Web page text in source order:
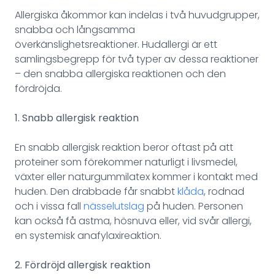
Allergiska åkommor kan indelas i två huvudgrupper,
snabba och långsamma
överkänslighetsreaktioner. Hudallergi är ett
samlingsbegrepp för två typer av dessa reaktioner
– den snabba allergiska reaktionen och den
fördröjda.
1. Snabb allergisk reaktion
En snabb allergisk reaktion beror oftast på att
proteiner som förekommer naturligt i livsmedel,
växter eller naturgummilatex kommer i kontakt med
huden. Den drabbade får snabbtklåda, rodnad
och i vissa fall nässelutslag på huden. Personen
kan också få astma, hösnuva eller, vid svår allergi,
en systemisk anafylaxireaktion.
2. Fördröjd allergisk reaktion